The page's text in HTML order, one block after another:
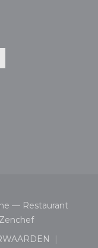
((opent in een
((opent in een
— Restaurant
Zenchef((opent in een
in een nieuw